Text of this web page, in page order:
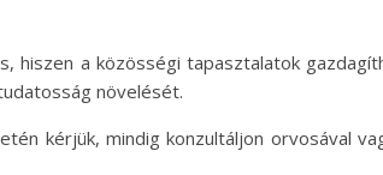
hiszen a közösségi tapasztalatok
növelését.
kérjük, mindig konzultáljon orvosával